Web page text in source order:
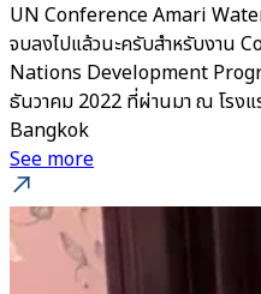
UN Conference Amari
จบลงไปแล้วนะครับสำหรับงาน
Nations Development
ธันวาคม 2022 ที่ผ่านมา ณ โร
Bangkok
See more